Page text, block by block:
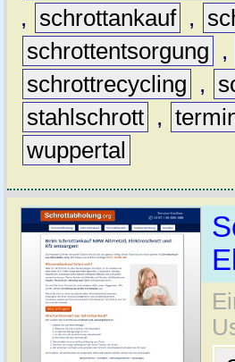
,
schrottankauf ,
schrottentsorgung
,
schrottrecycling
,
stahlschrott ,
wuppertal